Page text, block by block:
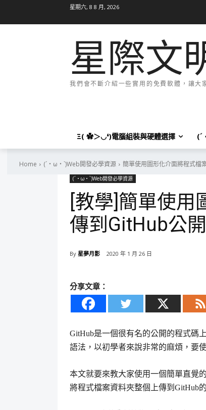
星期六, 8 8 月, 2026
星際文
我們會不斷介紹一些實用的免費軟體，讓
Ξ( ✿＞◡❛)電腦組裝與硬體選擇 (´
Home (´・ω・`)Web開發必學資源 簡單使用圖形化介面將程式檔
(´・ω・`)Web開發必學資源
[教學]簡單使用
傳到GitHub公
By 星夢月影 2020 年 1 月 26 日
分享文章：
GitHub是一個很有名的公開的程式碼
語法，以初學者來說非常的麻煩，要
本文就要來教大家使用一個簡單直覺
將程式檔案資料夾整個上傳到GitHub